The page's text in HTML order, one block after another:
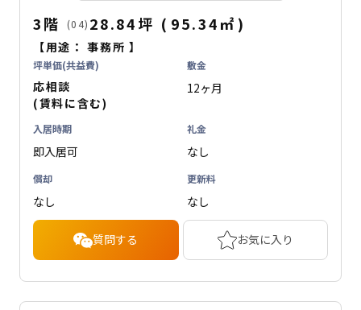
3階 (04) 28.84坪 ( 95.34㎡ )
【用途：事務所 】
坪単価(共益費)
応相談
(賃料に含む)
敷金
12ヶ月
入居時期
即入居可
礼金
なし
償却
なし
更新料
なし
質問する お気に入り